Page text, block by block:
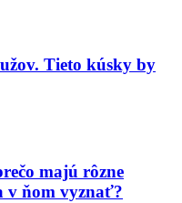
Tieto kúsky by
majú rôzne
v ňom vyznať?